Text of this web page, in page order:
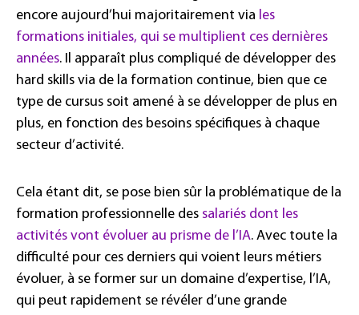
encore aujourd’hui majoritairement via les
formations initiales, qui se multiplient ces dernières
années. Il apparaît plus compliqué de développer des
hard skills via de la formation continue, bien que ce
type de cursus soit amené à se développer de plus en
plus, en fonction des besoins spécifiques à chaque
secteur d’activité.
Cela étant dit, se pose bien sûr la problématique de la
formation professionnelle des salariés dont les
activités vont évoluer au prisme de l’IA. Avec toute la
difficulté pour ces derniers qui voient leurs métiers
évoluer, à se former sur un domaine d’expertise, l’IA,
qui peut rapidement se révéler d’une grande